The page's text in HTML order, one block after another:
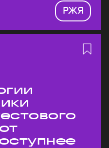
РЖЯ